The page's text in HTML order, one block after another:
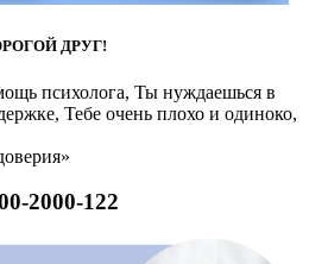
ДРУГ!
психолога, Ты нуждаешься в
Тебе очень плохо и одиноко,
2000-122